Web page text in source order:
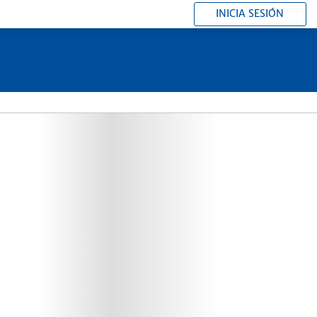
INICIA SESIÓN